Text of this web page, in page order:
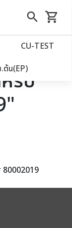
close
search
Skip
to
shopping_cart
รถเข็น
CU‑TEST
ต้น(EP)
รับ